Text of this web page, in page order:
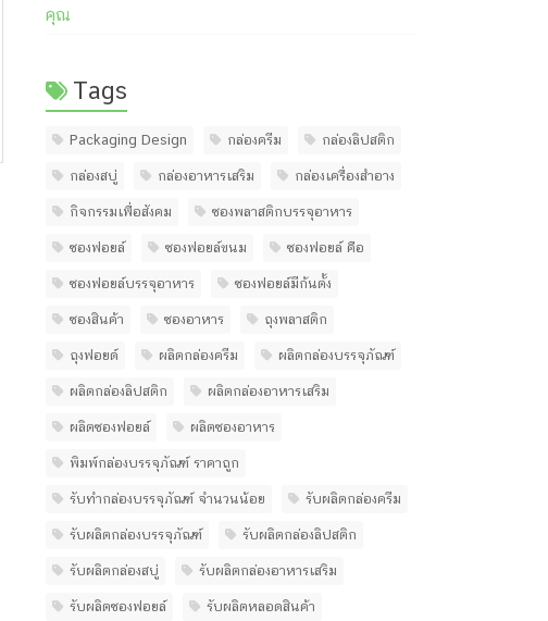
คุณ
Tags
Packaging Design กล่องครีม กล่องลิปสติก
กล่องสบู่ กล่องอาหารเสริม กล่องเครื่องสำอาง
กิจกรรมเพื่อสังคม ซองพลาสติกบรรจุอาหาร
ซองฟอยล์ ซองฟอยล์ขนม ซองฟอยล์ คือ
ซองฟอยล์บรรจุอาหาร ซองฟอยล์มีก้นตั้ง
ซองสินค้า ซองอาหาร ถุงพลาสติก
ถุงฟอยด์ ผลิตกล่องครีม ผลิตกล่องบรรจุภัณฑ์
ผลิตกล่องลิปสติก ผลิตกล่องอาหารเสริม
ผลิตซองฟอยล์ ผลิตซองอาหาร
พิมพ์กล่องบรรจุภัณฑ์ ราคาถูก
รับทํากล่องบรรจุภัณฑ์ จํานวนน้อย รับผลิตกล่องครีม
รับผลิตกล่องบรรจุภัณฑ์ รับผลิตกล่องลิปสติก
รับผลิตกล่องสบู่ รับผลิตกล่องอาหารเสริม
รับผลิตซองฟอยล์ รับผลิตหลอดสินค้า